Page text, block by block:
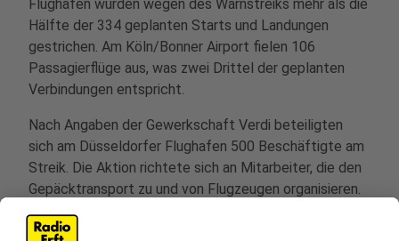
Flughafen wurden wegen des Warnstreiks mehr als die
Hälfte der 334 geplanten Starts und Landungen
gestrichen. Am Köln/Bonner Airport fielen 106
Passagierflüge aus, was zwei Drittel der geplanten
Verbindungen entspricht.
Nach Angaben der Gewerkschaft Verdi beteiligten
sich am Düsseldorfer Flughafen 500 Beschäftigte am
Streik. Die Aktion richtete sich an Mitarbeiter, die den
Gepäcktransport zu und von Flugzeugen organisieren.
Am Kölner Airport begann der Streik bereits am
Sonntagabend mit mehreren Hundert Teilnehmern.